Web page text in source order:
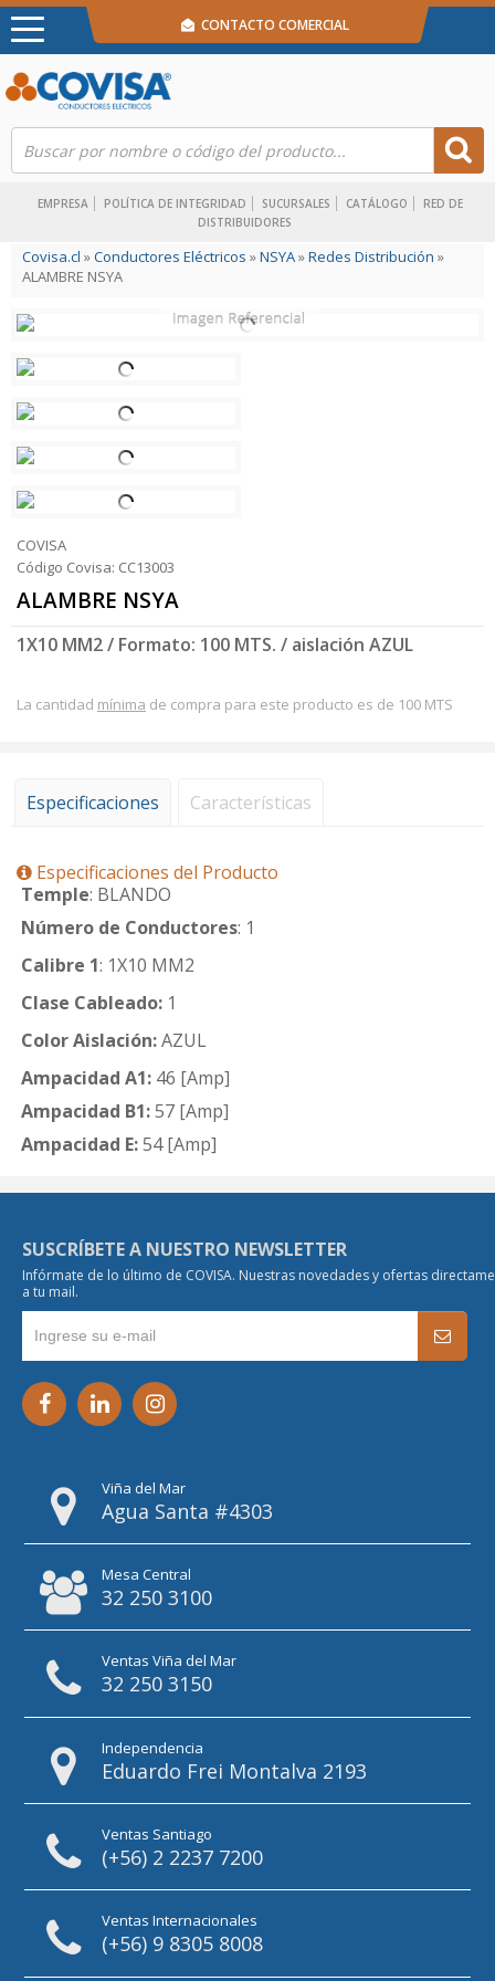
EMPRESA POLÍTICA DE INTEGRIDAD SUCURSALES CATÁLOGO
RED DE
DISTRIBUIDORES
CONTACTO COMERCIAL
Covisa.cl »Conductores Eléctricos »NSYA»Redes Distribución »
ALAMBRE NSYA
COVISA
Código Covisa: CC13003
ALAMBRE NSYA
1X10 MM2 / Formato: 100 MTS. / aislación AZUL
La cantidad mínima de compra para este producto es de 100 MTS
Especificaciones Características
Especificaciones del Producto
Temple: BLANDO
Número de Conductores: 1
Calibre 1: 1X10 MM2
Clase Cableado: 1
Color Aislación:AZUL
Ampacidad A1: 46 [Amp]
Ampacidad B1:57 [Amp]
Ampacidad E:54 [Amp]
SUSCRÍBETE A NUESTRO NEWSLETTER
Infórmate de lo último de COVISA. Nuestras novedades y ofertas
a tu mail.
Viña del Mar
Agua Santa #4303
Mesa Central
32 250 3100
Ventas Viña del Mar
32 250 3150
Independencia
Eduardo Frei Montalva 2193
Ventas Santiago
(+56) 2 2237 7200
Ventas Internacionales
(+56) 9 8305 8008